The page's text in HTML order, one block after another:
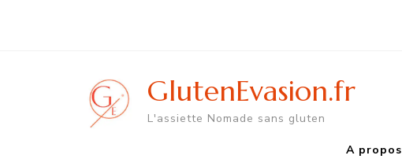
GlutenEvasion.fr
L'assiette Nomade sans gluten
A propos